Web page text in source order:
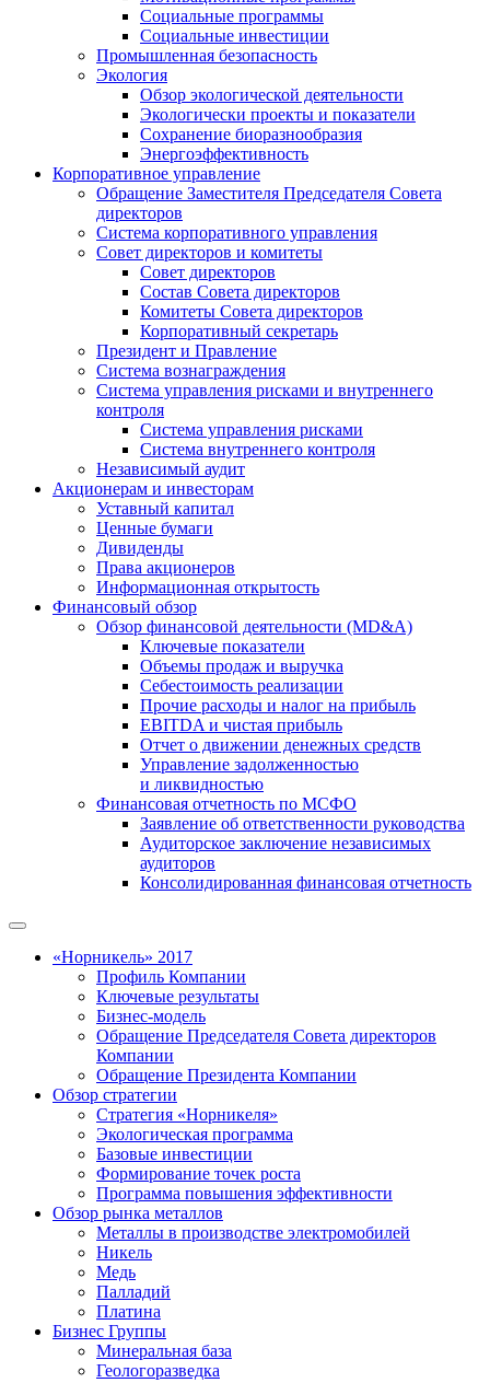
Социальные программы
Социальные инвестиции
Промышленная безопасность
Экология
Обзор экологической деятельности
Экологически проекты и показатели
Сохранение биоразнообразия
Энергоэффективность
Корпоративное управление
Обращение Заместителя Председателя Совета
директоров
Система корпоративного управления
Совет директоров и комитеты
Совет директоров
Состав Совета директоров
Комитеты Совета директоров
Корпоративный секретарь
Президент и Правление
Система вознаграждения
Система управления рисками и внутреннего
контроля
Система управления рисками
Система внутреннего контроля
Независимый аудит
Акционерам и инвесторам
Уставный капитал
Ценные бумаги
Дивиденды
Права акционеров
Информационная открытость
Финансовый обзор
Обзор финансовой деятельности (MD&A)
Ключевые показатели
Объемы продаж и выручка
Себестоимость реализации
Прочие расходы и налог на прибыль
EBITDA и чистая прибыль
Отчет о движении денежных средств
Управление задолженностью
и ликвидностью
Финансовая отчетность по МСФО
Заявление об ответственности руководства
Аудиторское заключение независимых
аудиторов
Консолидированная финансовая отчетность
«Норникель» 2017
Профиль Компании
Ключевые результаты
Бизнес-модель
Обращение Председателя Совета директоров
Компании
Обращение Президента Компании
Обзор стратегии
Стратегия «Норникеля»
Экологическая программа
Базовые инвестиции
Формирование точек роста
Программа повышения эффективности
Обзор рынка металлов
Металлы в производстве электромобилей
Никель
Медь
Палладий
Платина
Бизнес Группы
Минеральная база
Геологоразведка